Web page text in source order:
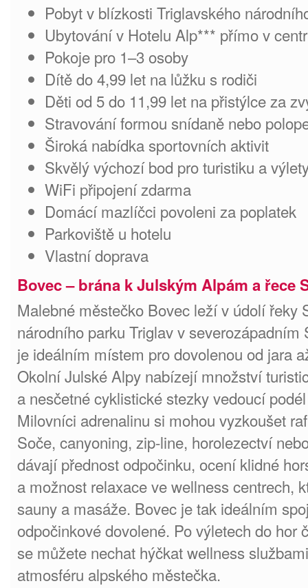
Pobyt v blízkosti Triglavského
Ubytování v Hotelu Alp*** přímo v
Pokoje pro 1–3 osoby
Dítě do 4,99 let na lůžku s rodiči
Děti od 5 do 11,99 let na přistýlce za
Stravování formou snídaně nebo
Široká nabídka sportovních aktivit
Skvělý výchozí bod pro turistiku a
WiFi připojení zdarma
Domácí mazlíčci povoleni za poplatek
Parkoviště u hotelu
Vlastní doprava
Bovec – brána k Julským Alpám a řece
Malebné městečko Bovec leží v údolí řeky
národního parku Triglav v
je ideálním místem pro dovolenou od jara
Okolní Julské Alpy nabízejí množství
a nesčetné cyklistické stezky vedoucí
Milovníci adrenalinu si mohou vyzkoušet
Soče, canyoning, zip-line, horolezectví
dávají přednost odpočinku, ocení klidné
a možnost relaxace ve wellness centrech,
sauny a masáže. Bovec je tak ideálním
odpočinkové dovolené. Po výletech do hor
se můžete nechat hýčkat wellness
atmosféru alpského městečka.